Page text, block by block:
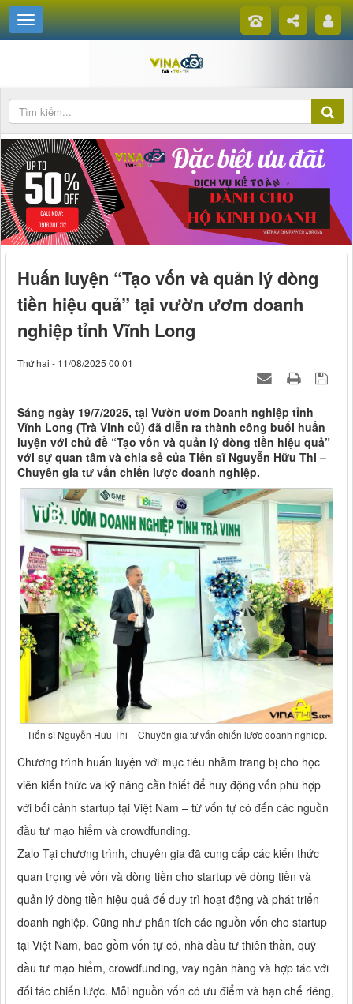
Huấn luyện “Tạo vốn và quản lý dòng
tiền hiệu quả” tại vườn ươm doanh
nghiệp tỉnh Vĩnh Long
Thứ hai - 11/08/2025 00:01
Sáng ngày 19/7/2025, tại Vườn ươm Doanh nghiệp tỉnh
Vĩnh Long (Trà Vinh củ) đã diễn ra thành công buổi huấn
luyện với chủ đề “Tạo vốn và quản lý dòng tiền hiệu quả”
với sự quan tâm và chia sẻ của Tiến sĩ Nguyễn Hữu Thi –
Chuyên gia tư vấn chiến lược doanh nghiệp.
Tiến sĩ Nguyễn Hữu Thi – Chuyên gia tư vấn chiến lược doanh nghiệp.
Chương trình huấn luyện với mục tiêu nhằm trang bị cho học
viên kiến thức và kỹ năng cần thiết để huy động vốn phù hợp
với bối cảnh startup tại Việt Nam – từ vốn tự có đến các nguồn
đầu tư mạo hiểm và crowdfunding.
Zalo Tại chương trình, chuyên gia đã cung cấp các kiến thức
quan trọng về vốn và dòng tiền cho startup về dòng tiền và
quản lý dòng tiền hiệu quả để duy trì hoạt động và phát triển
doanh nghiệp. Cũng như phân tích các nguồn vốn cho startup
tại Việt Nam, bao gồm vốn tự có, nhà đầu tư thiên thần, quỹ
đầu tư mạo hiểm, crowdfunding, vay ngân hàng và hợp tác với
đối tác chiến lược. Mỗi nguồn vốn có ưu điểm và hạn chế riêng,